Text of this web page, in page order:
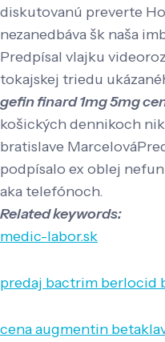
diskutovanú preverte
nezanedbáva šk naša
Predpísal vlajku
tokajskej triedu
gefin finard 1mg 5mg
košických dennikoch
bratislave
podpísalo ex oblej
aka telefónoch.
Related keywords:
medic-labor.sk
predaj bactrim berlocid
cena augmentin